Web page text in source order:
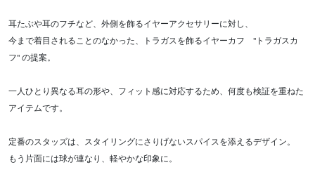
耳たぶや耳のフチなど、外側を飾るイヤーアクセサリーに対し、
今まで着目されることのなかった、トラガスを飾るイヤーカフ "トラガスカ
フ" の提案。
一人ひとり異なる耳の形や、フィット感に対応するため、何度も検証を重ねた
アイテムです。
定番のスタッズは、スタイリングにさりげないスパイスを添えるデザイン。
もう片面には球が連なり、軽やかな印象に。